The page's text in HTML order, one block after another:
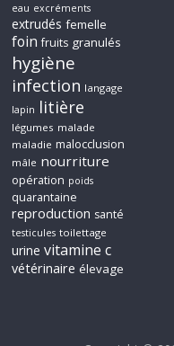
eau excréments
extrudés femelle
foin fruits granulés
hygiène
infection langage
lapin litière
légumes malade
maladie malocclusion
mâle nourriture
opération poids
quarantaine
reproduction santé
testicules toilettage
urine vitamine c
vétérinaire élevage